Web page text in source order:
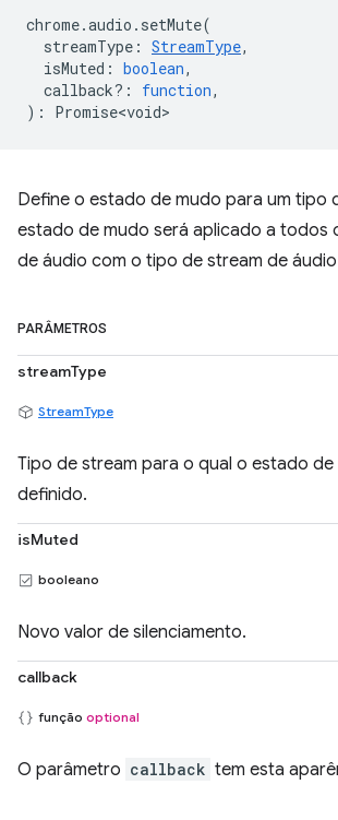
chrome.audio . setMute(
streamType : StreamType,
isMuted : boolean,
callback? : function,
) : Promise<void>
Define o estado de mudo para um tipo
estado de mudo será aplicado a todos
de áudio com o tipo de stream de
PARÂMETROS
streamType
StreamType
Tipo de stream para o qual o estado
definido.
isMuted
booleano
Novo valor de silenciamento.
callback
função optional
O parâmetro callback tem esta